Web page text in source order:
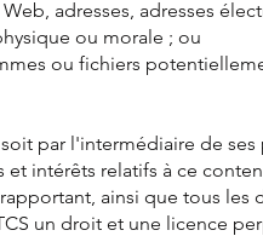
adresses, adresses
ou morale ; ou
ou fichiers
par l'intermédiaire de ses
intérêts relatifs à ce
ainsi que tous
un droit et une licence